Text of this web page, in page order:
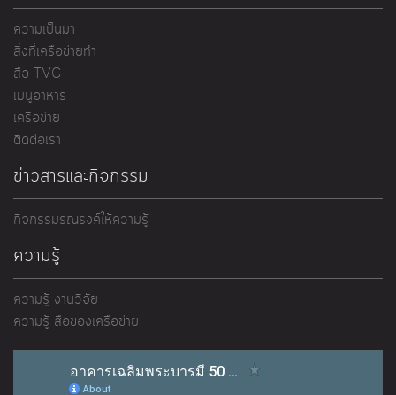
ความเป็นมา
สิ่งที่เครือข่ายทำ
สื่อ TVC
เมนูอาหาร
เครือข่าย
ติดต่อเรา
ข่าวสารและกิจกรรม
กิจกรรมรณรงค์ให้ความรู้
ความรู้
ความรู้ งานวิจัย
ความรู้ สื่อของเครือข่าย